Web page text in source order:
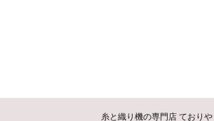
糸と織り機の専門店 ておりや